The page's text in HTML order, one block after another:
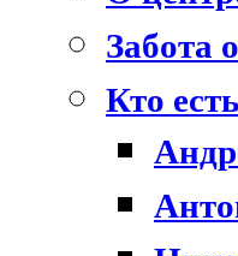
Забота
Кто